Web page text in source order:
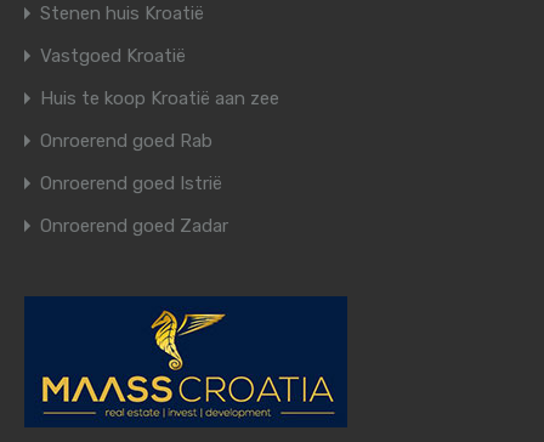
Stenen huis Kroatië
Vastgoed Kroatië
Huis te koop Kroatië aan zee
Onroerend goed Rab
Onroerend goed Istrië
Onroerend goed Zadar